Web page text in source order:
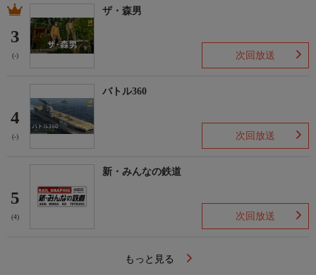
3
(-)
ザ・森男
次回放送
4
(-)
バトル360
次回放送
5
(4)
新・みんなの鉄道
次回放送
もっと見る